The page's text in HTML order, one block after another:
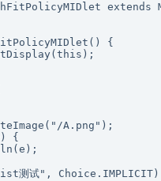
extends
{
A.png");
{
测试",